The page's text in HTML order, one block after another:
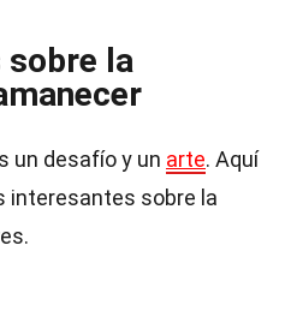
sobre la
un desafío y un arte. Aquí
interesantes sobre la